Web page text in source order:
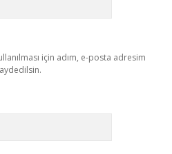
için adım, e-posta adresim